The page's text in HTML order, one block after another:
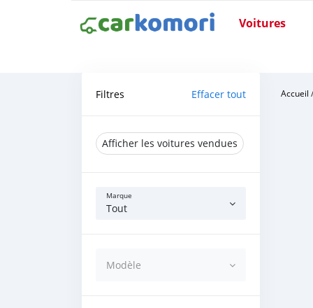
Voitures
Filtres Effacer tout
Afficher les voitures vendues
Marque
Tout
Modèle
Accueil